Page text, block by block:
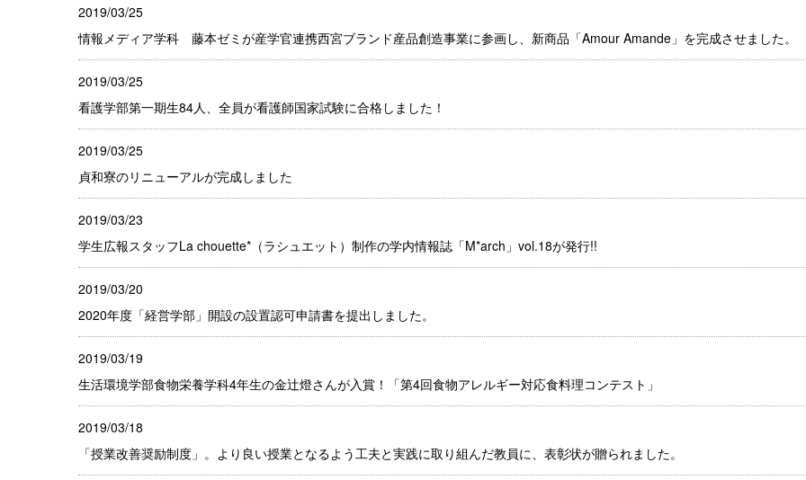
2019/03/25
情報メディア学科 藤本ゼミが産学官連携西宮ブランド産品創造事業に参画し、新商品「Amour Amande」を完成させました。
2019/03/25
看護学部第一期生84人、全員が看護師国家試験に合格しました！
2019/03/25
貞和寮のリニューアルが完成しました
2019/03/23
学生広報スタッフLa chouette*（ラシュエット）制作の学内情報誌「M*arch」vol.18が発行!!
2019/03/20
2020年度「経営学部」開設の設置認可申請書を提出しました。
2019/03/19
生活環境学部食物栄養学科4年生の金辻燈さんが入賞！「第4回食物アレルギー対応食料理コンテスト」
2019/03/18
「授業改善奨励制度」。より良い授業となるよう工夫と実践に取り組んだ教員に、表彰状が贈られました。